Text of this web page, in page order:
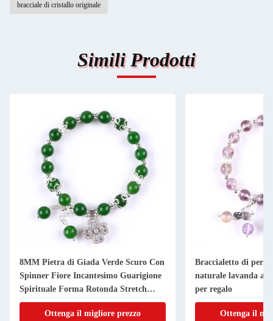
bracciale di cristallo originale
Simili Prodotti
8MM Pietra di Giada Verde Scuro Con
Spinner Fiore Incantesimo Guarigione
Spirituale Forma Rotonda Stretch
Bead Bracelet
Ottenga il migliore prezzo
Braccialetto di
naturale lavanda
per regalo
Ottenga il